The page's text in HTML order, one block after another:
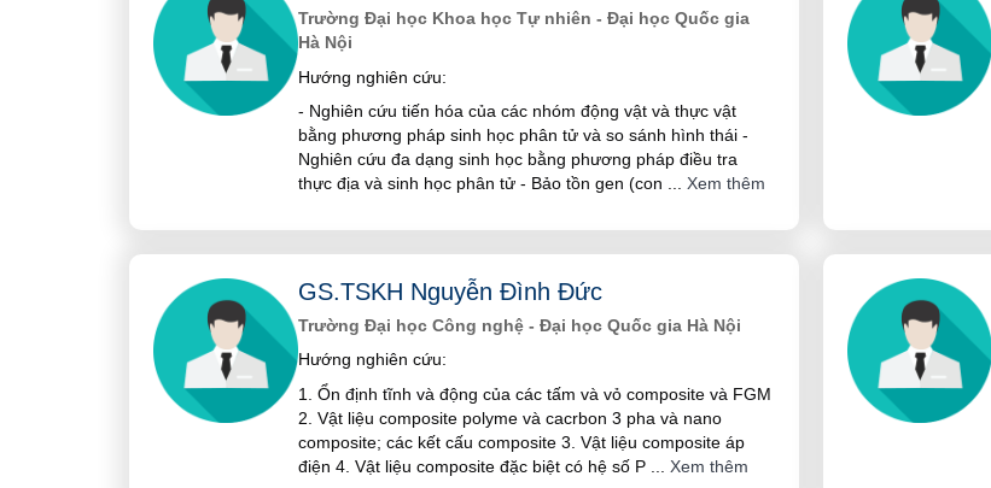
Trường Đại học Khoa học Tự nhiên - Đại học Quốc gia
Hà Nội
Hướng nghiên cứu:
- Nghiên cứu tiến hóa của các nhóm động vật và thực vật
bằng phương pháp sinh học phân tử và so sánh hình thái -
Nghiên cứu đa dạng sinh học bằng phương pháp điều tra
thực địa và sinh học phân tử - Bảo tồn gen (con
Xem thêm
GS.TSKH Nguyễn Đình Đức
Trường Đại học Công nghệ - Đại học Quốc gia Hà Nội
Hướng nghiên cứu:
1. Ổn định tĩnh và động của các tấm và vỏ composite và FGM
2. Vật liệu composite polyme và cacrbon 3 pha và nano
composite; các kết cấu composite 3. Vật liệu composite áp
điện 4. Vật liệu composite đặc biệt có hệ số P
Xem thêm